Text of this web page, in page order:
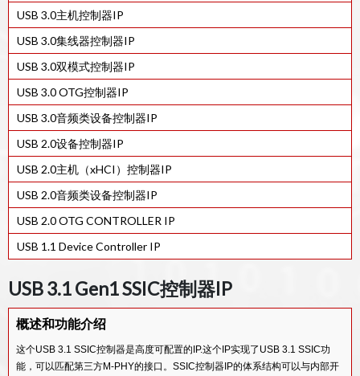
7FF工艺的USB 2.0 PHY IP
12FFC工艺的USB 2.0 PHY IP
16FFC工艺的USB 2.0 PHY IP
USB 2.0 PHY IP IN 22ULP
28HPC+工艺的USB 2.0 PHY IP
40LP/LL 工艺的USB 2.0 PHY IP
55LP工艺的USB 2.0 PHY IP
65LP工艺的USB 2.0 PHY IP
90G工艺的USB 2.0 PHY IP
USB 3.0主机控制器IP
USB 3.0集线器控制器IP
USB 3.0双模式控制器IP
USB 3.0 OTG控制器IP
USB 3.0音频类设备控制器IP
USB 2.0设备控制器IP
USB 2.0主机（xHCI）控制器IP
USB 2.0音频类设备控制器IP
USB 2.0 OTG CONTROLLER IP
USB 1.1 Device Controller IP
USB 3.1 Gen1 SSIC控制器IP
概述和功能介绍
这个USB 3.1 SSIC控制器是高度可配置的IP.这个IP实现了USB 3.1 SSIC功
能，可以匹配第三方M-PHY的接口。SSIC控制器IP的体系结构可以与内部开